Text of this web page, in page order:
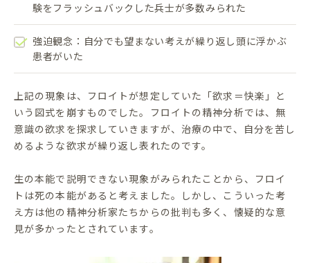
験をフラッシュバックした兵士が多数みられた
強迫観念：自分でも望まない考えが繰り返し頭に浮かぶ
患者がいた
上記の現象は、フロイトが想定していた「欲求＝快楽」と
いう図式を崩すものでした。フロイトの精神分析では、無
意識の欲求を探求していきますが、治療の中で、自分を苦し
めるような欲求が繰り返し表れたのです。
生の本能で説明できない現象がみられたことから、フロイ
トは死の本能があると考えました。しかし、こういった考
え方は他の精神分析家たちからの批判も多く、懐疑的な意
見が多かったとされています。